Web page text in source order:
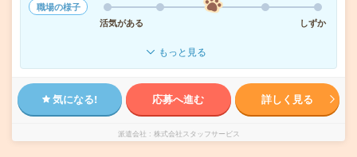
職場の様子
活気がある
しずか
もっと見る
気になる! 応募へ進む 詳しく見る
派遣会社 株式会社スタッフサービス